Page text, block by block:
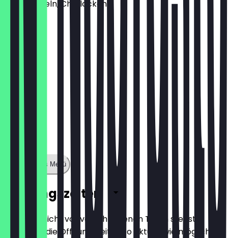
Röstzwiebeln, Chiliflocken
Zeige ganzes Menü
Öffnungszeiten
Damit du nicht vor verschlossenen Türen stehst,
halten wir die Öffnungszeiten so aktuell wie möglich.